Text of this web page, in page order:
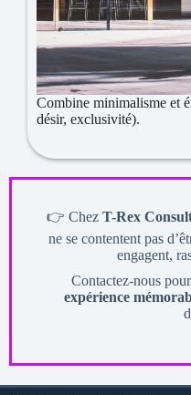
Combine minimalisme et
désir, exclusivité).
👉 Chez T-Rex
ne se contentent pas
engagent,
Contactez-nous
expérience